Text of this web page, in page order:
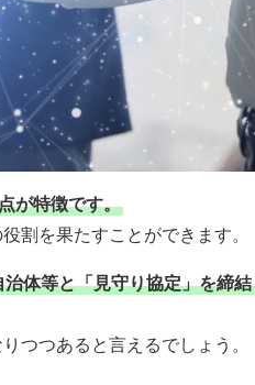
が特徴です。
割を果たすことができます。
体等と「見守り協定」を締
つつあると言えるでしょう。